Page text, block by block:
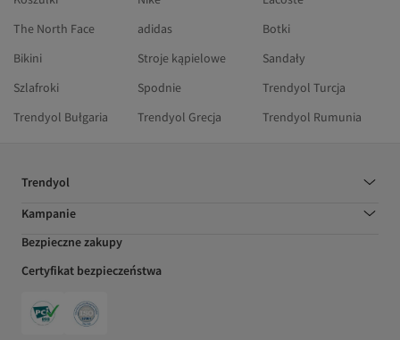
The North Face
adidas
Botki
Bikini
Stroje kąpielowe
Sandały
Szlafroki
Spodnie
Trendyol Turcja
Trendyol Bułgaria
Trendyol Grecja Trendyol Rumunia
Trendyol
Kampanie
Bezpieczne zakupy
Certyfikat bezpieczeństwa